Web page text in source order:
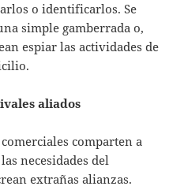
o identificarlos. Se
simple gamberrada o,
espiar las actividades de
aliados
comparten a
necesidades del
extrañas alianzas.